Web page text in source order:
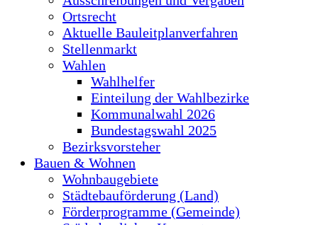
Ortsrecht
Aktuelle Bauleitplanverfahren
Stellenmarkt
Wahlen
Wahlhelfer
Einteilung der Wahlbezirke
Kommunalwahl 2026
Bundestagswahl 2025
Bezirksvorsteher
Bauen & Wohnen
Wohnbaugebiete
Städtebauförderung (Land)
Förderprogramme (Gemeinde)